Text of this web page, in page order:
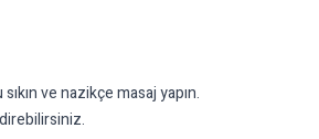
ve nazikçe masaj yapın.